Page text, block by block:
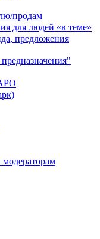
продам
для людей «в теме»
предложения